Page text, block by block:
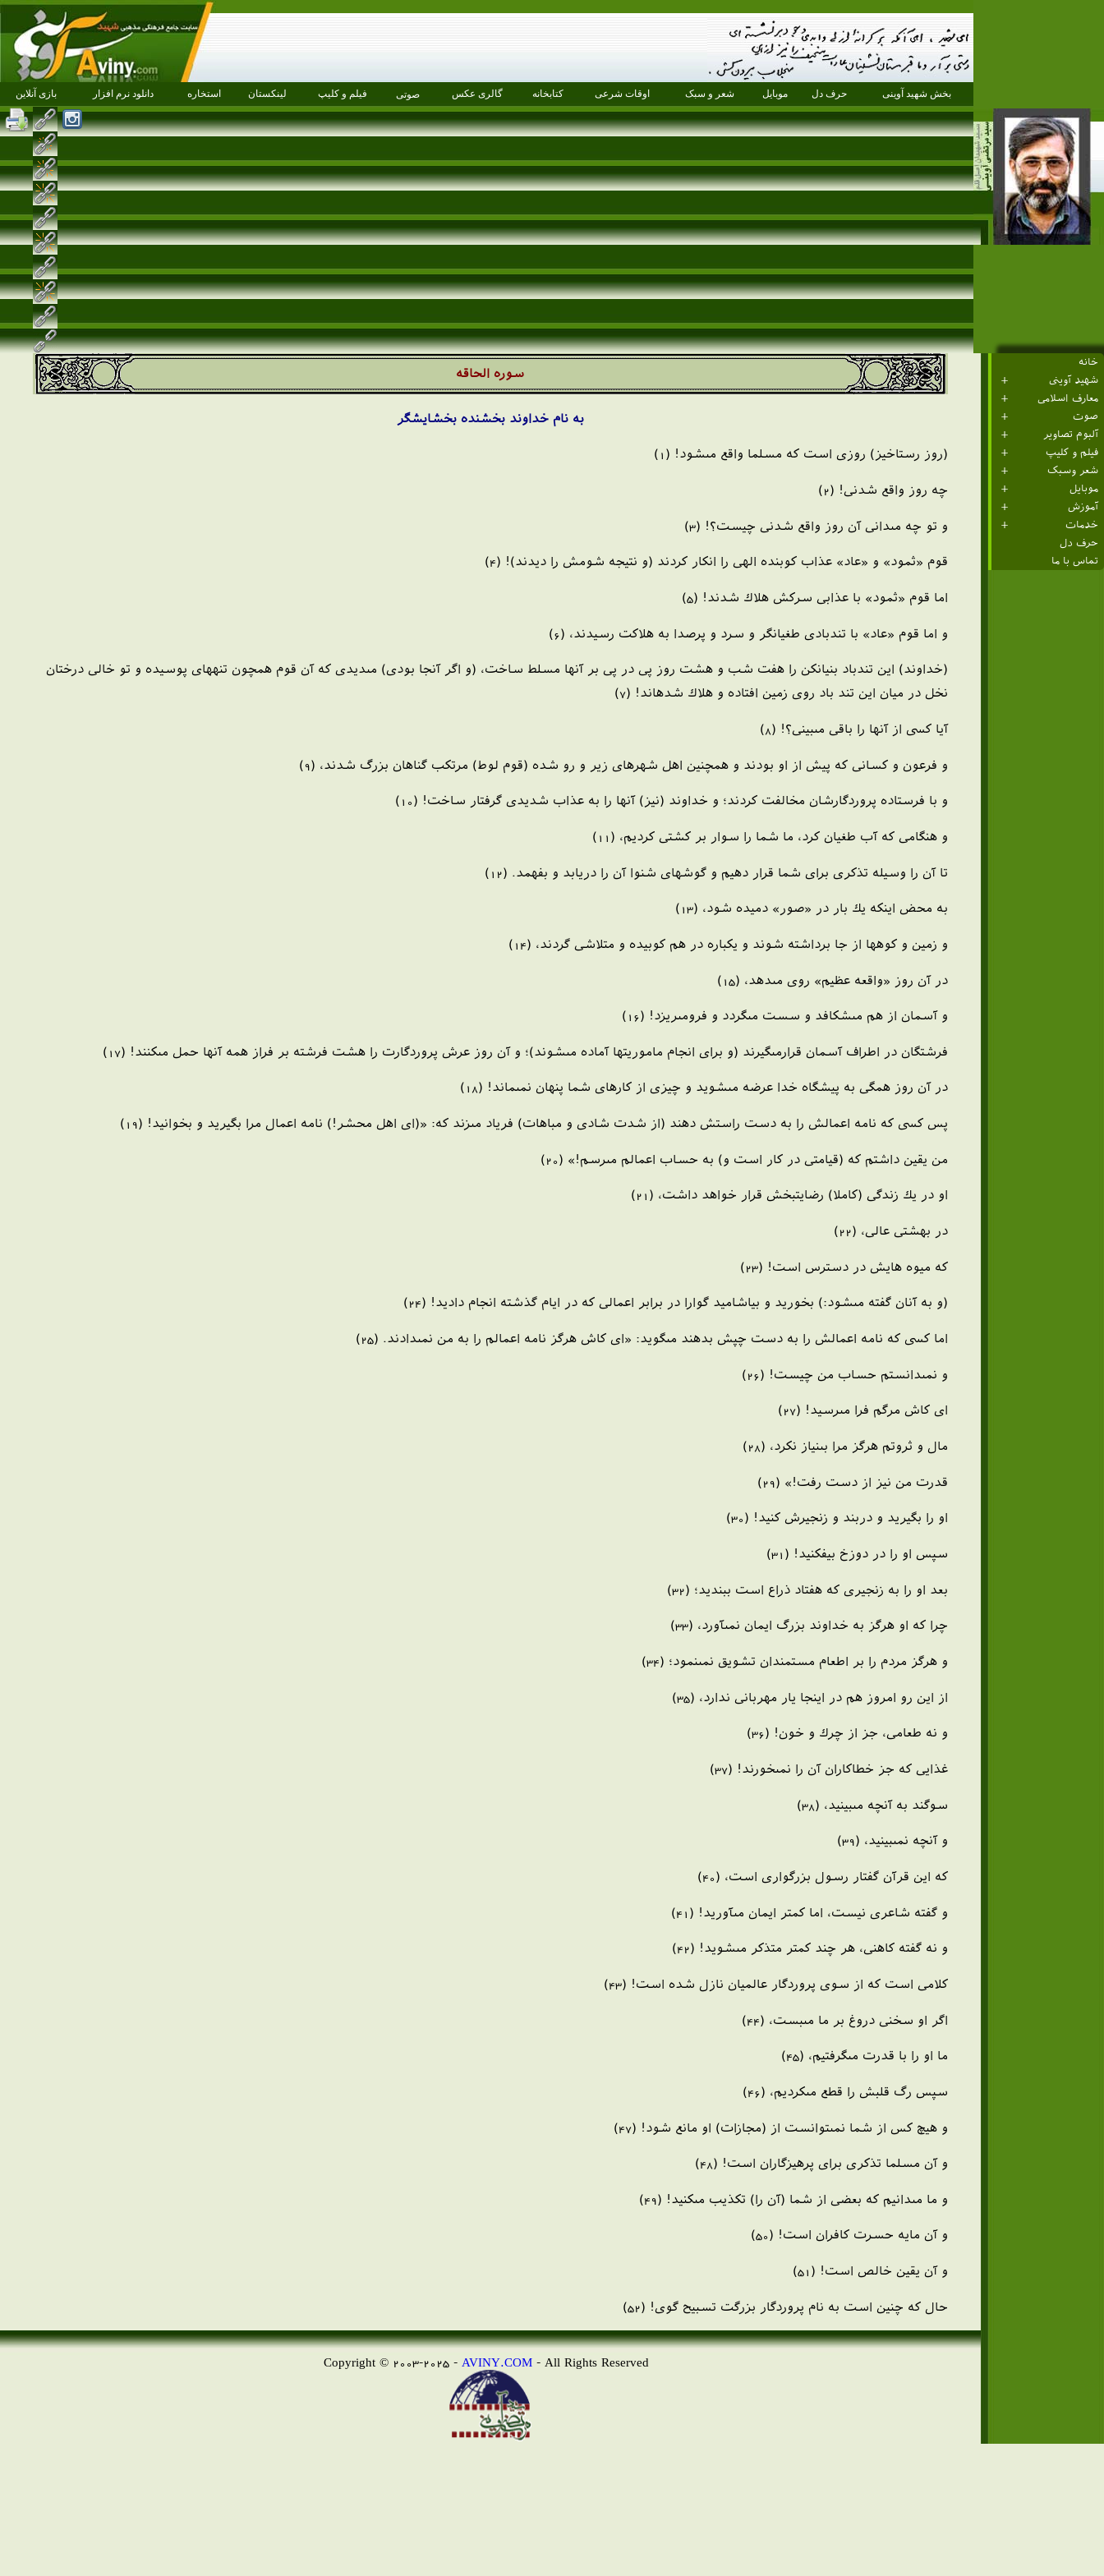
بخش شهید آوینی حرف دل موبایل شعر و سبک اوقات شرعی کتابخانه گالری عکس صوتی فیلم و کلیپ لینکستان استخاره دانلود نرم افزار بازی آنلاین
خانه
شهید آوینی
معارف اسلامی
صوت
آلبوم تصاویر
فیلم و کلیپ
شعر وسبک
موبایل
آموزش
خدمات
حرف دل
تماس با ما
سوره الحاقه
به نام خداوند بخشنده بخشايشگر
(روز رستاخيز) روزى است كه مسلما واقع مى‏شود! (1)
چه روز واقع شدنى! (2)
و تو چه مى‏دانى آن روز واقع شدنى چيست؟! (3)
قوم «ثمود» و «عاد» عذاب كوبنده الهى را انكار كردند (و نتيجه شومش را ديدند)! (4)
اما قوم «ثمود» با عذابى سركش هلاك شدند! (5)
و اما قوم «عاد» با تندبادى طغيانگر و سرد و پرصدا به هلاكت رسيدند، (6)
(خداوند) اين تندباد بنيان‏كن را هفت شب و هشت روز پى در پى بر آنها مسلط ساخت، (و اگر آنجا بودى) مى‏ديدى كه آن قوم همچون تنه‏هاى پوسيده و تو خالى درختان
نخل در ميان اين تند باد روى زمين افتاده و هلاك شده‏اند! (7)
آيا كسى از آنها را باقى مى‏بينى؟! (8)
و فرعون و كسانى كه پيش از او بودند و همچنين اهل شهرهاى زير و رو شده (قوم لوط) مرتكب گناهان بزرگ شدند، (9)
و با فرستاده پروردگارشان مخالفت كردند؛ و خداوند (نيز) آنها را به عذاب شديدى گرفتار ساخت! (10)
و هنگامى كه آب طغيان كرد، ما شما را سوار بر كشتى كرديم، (11)
تا آن را وسيله تذكرى براى شما قرار دهيم و گوشهاى شنوا آن را دريابد و بفهمد. (12)
به محض اينكه يك بار در «صور» دميده شود، (13)
و زمين و كوه‏ها از جا برداشته شوند و يكباره در هم كوبيده و متلاشى گردند، (14)
در آن روز «واقعه عظيم‏» روى مى‏دهد، (15)
و آسمان از هم مى‏شكافد و سست مى‏گردد و فرومى‏ريزد! (16)
فرشتگان در اطراف آسمان قرارمى‏گيرند (و براى انجام ماموريتها آماده مى‏شوند)؛ و آن روز عرش پروردگارت را هشت فرشته بر فراز همه آنها حمل مى‏كنند! (17)
در آن روز همگى به پيشگاه خدا عرضه مى‏شويد و چيزى از كارهاى شما پنهان نمى‏ماند! (18)
پس كسى كه نامه اعمالش را به دست راستش دهند (از شدت شادى و مباهات) فرياد مى‏زند كه: «(اى اهل محشر!) نامه اعمال مرا بگيريد و بخوانيد! (19)
من يقين داشتم كه (قيامتى در كار است و) به حساب اعمالم مى‏رسم!» (20)
او در يك زندگى (كاملا) رضايتبخش قرار خواهد داشت، (21)
در بهشتى عالى، (22)
كه ميوه هايش در دسترس است! (23)
(و به آنان گفته مى‏شود:) بخوريد و بياشاميد گوارا در برابر اعمالى كه در ايام گذشته انجام داديد! (24)
اما كسى كه نامه اعمالش را به دست چپش بدهند مى‏گويد: «اى كاش هرگز نامه اعمالم را به من نمى‏دادند. (25)
و نمى‏دانستم حساب من چيست! (26)
اى كاش مرگم فرا مى‏رسيد! (27)
مال و ثروتم هرگز مرا بى‏نياز نكرد، (28)
قدرت من نيز از دست رفت!» (29)
او را بگيريد و دربند و زنجيرش كنيد! (30)
سپس او را در دوزخ بيفكنيد! (31)
بعد او را به زنجيرى كه هفتاد ذراع است ببنديد؛ (32)
چرا كه او هرگز به خداوند بزرگ ايمان نمى‏آورد، (33)
و هرگز مردم را بر اطعام مستمندان تشويق نمى‏نمود؛ (34)
از اين رو امروز هم در اينجا يار مهربانى ندارد، (35)
و نه طعامى، جز از چرك و خون! (36)
غذايى كه جز خطاكاران آن را نمى‏خورند! (37)
سوگند به آنچه مى‏بينيد، (38)
و آنچه نمى‏بينيد، (39)
كه اين قرآن گفتار رسول بزرگوارى است، (40)
و گفته شاعرى نيست، اما كمتر ايمان مى‏آوريد! (41)
و نه گفته كاهنى، هر چند كمتر متذكر مى‏شويد! (42)
كلامى است كه از سوى پروردگار عالميان نازل شده است! (43)
اگر او سخنى دروغ بر ما مى‏بست، (44)
ما او را با قدرت مى‏گرفتيم، (45)
سپس رگ قلبش را قطع مى‏كرديم، (46)
و هيچ كس از شما نمى‏توانست از (مجازات) او مانع شود! (47)
و آن مسلما تذكرى براى پرهيزگاران است! (48)
و ما مى‏دانيم كه بعضى از شما (آن را) تكذيب مى‏كنيد! (49)
و آن مايه حسرت كافران است! (50)
و آن يقين خالص است! (51)
حال كه چنين است به نام پروردگار بزرگت تسبيح گوى! (52)
AVINY.COM - All Rights Reserved